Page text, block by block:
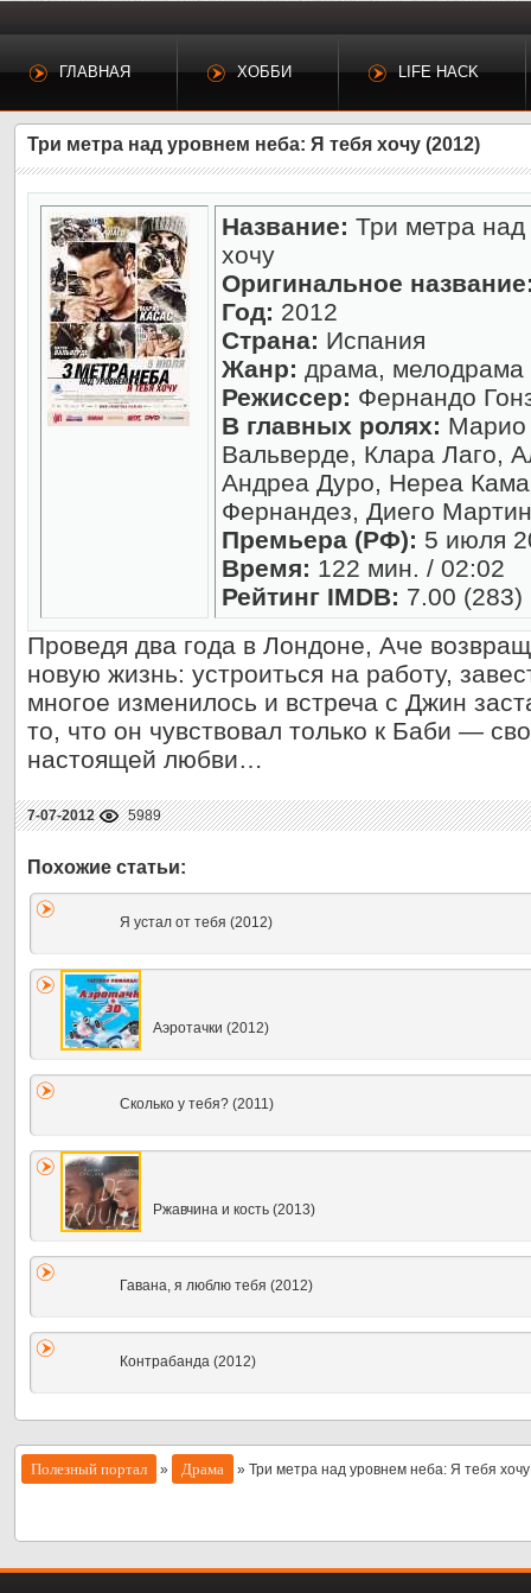
ГЛАВНАЯ ХОББИ LIFE HACK
Три метра над уровнем неба: Я тебя хочу (2012)
Название: Три метра
хочу
Оригинальное
Год: 2012
Страна: Испания
Жанр: драма, мелодрама
Режиссер: Фернандо
В главных ролях: Марио
Вальверде, Клара Лаго,
Андреа Дуро, Нереа
Фернандез, Диего
Премьера (РФ): 5 июля
Время: 122 мин. / 02:02
Рейтинг IMDB: 7.00 (283)
Проведя два года в Лондоне, Аче
новую жизнь: устроиться на работу,
многое изменилось и встреча с Джин
то, что он чувствовал только к Баби —
настоящей любви…
7-07-2012 5989
Я устал от тебя (2012)
Аэротачки (2012)
Сколько у тебя? (2011)
Ржавчина и кость (2013)
Гавана, я люблю тебя (2012)
Контрабанда (2012)
Полезный портал » Драма » Три метра над уровнем неба: Я тебя